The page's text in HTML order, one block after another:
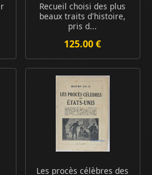
Recueil choisi des plus
beaux traits d'histoire,
pris d...
125.00 €
Les procès célèbres des